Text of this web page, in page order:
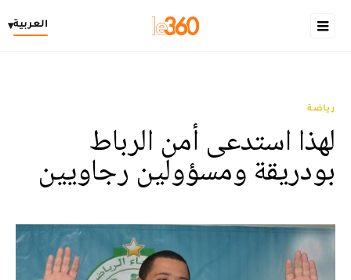
العربية▾
رياضة
لهذا استدعى أمن الرباط
بودريقة ومسؤولين رجاويين